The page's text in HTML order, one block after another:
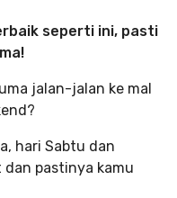
seperti ini, pasti
jalan-jalan ke mal
hari Sabtu dan
pastinya kamu